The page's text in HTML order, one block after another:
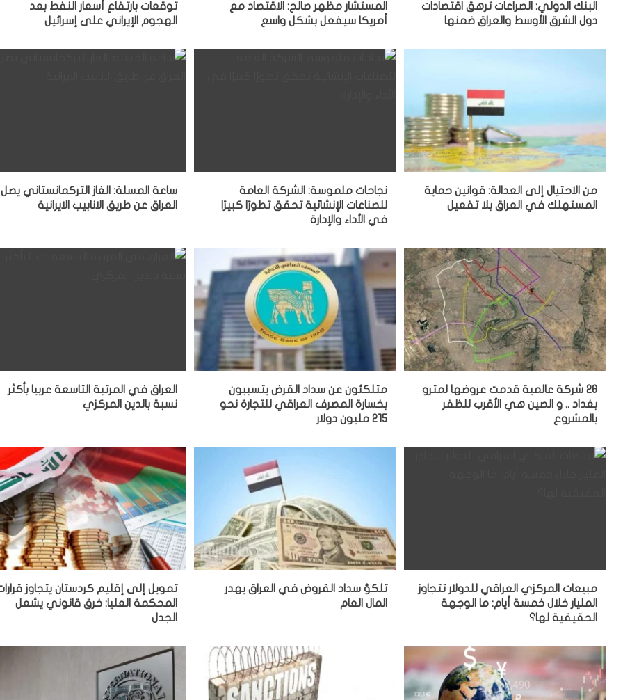
البنك الدولي: الصراعات ترهق اقتصادات
دول الشرق الأوسط والعراق ضمنها
المستشار مظهر صالح: الاقتصاد مع
أمريكا سيفعل بشكل واسع
توقعات بارتفاع أسعار النفط بعد
الهجوم الإيراني على إسرائيل
من الاحتيال إلى العدالة: قوانين حماية
المستهلك في العراق بلا تفعيل
نجاحات ملموسة: الشركة العامة
للصناعات الإنشائية تحقق تطورًا كبيرًا
في الأداء والإدارة
ساعة المسلة: الغاز التركمانستاني يصل
العراق عن طريق الانابيب الايرانية
26 شركة عالمية قدمت عروضها لمترو
بغداد .. و الصين هي الأقرب للظفر
بالمشروع
متلكئون عن سداد القرض يتسببون
بخسارة المصرف العراقي للتجارة نحو
215 مليون دولار
العراق في المرتبة التاسعة عربيا بأكثر
نسبة بالدين المركزي
مبيعات المركزي العراقي للدولار تتجاوز
المليار خلال خمسة أيام: ما الوجهة
الحقيقية لها؟
تلكؤ سداد القروض في العراق يهدر
المال العام
تمويل إلى إقليم كردستان يتجاوز
المحكمة العليا: خرق قانوني يشعل
الجدل